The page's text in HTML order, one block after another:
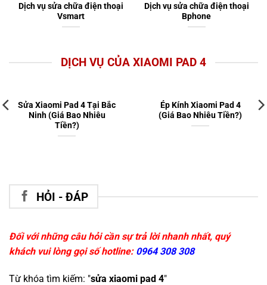
Dịch vụ sửa chữa điện thoại
Vsmart
Dịch vụ sửa chữa điện thoại
Bphone
DỊCH VỤ CỦA XIAOMI PAD 4
Sửa Xiaomi Pad 4 Tại Bắc
Ninh (Giá Bao Nhiêu
Tiền?)
Ép Kính Xiaomi Pad 4
(Giá Bao Nhiêu Tiền?)
HỎI - ĐÁP
Đối với những câu hỏi cần sự trả lời nhanh nhất, quý
khách vui lòng gọi số hotline: 0964 308 308
Từ khóa tìm kiếm: "sửa xiaomi pad 4"